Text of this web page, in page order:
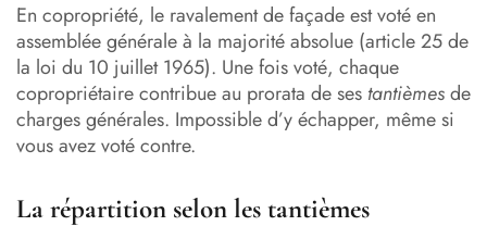
En copropriété, le ravalement de façade est voté en
assemblée générale à la majorité absolue (article 25 de
la loi du 10 juillet 1965). Une fois voté, chaque
copropriétaire contribue au prorata de ses tantièmesde
charges générales. Impossible d’y échapper, même si
vous avez voté contre.
La répartition selon les tantièmes